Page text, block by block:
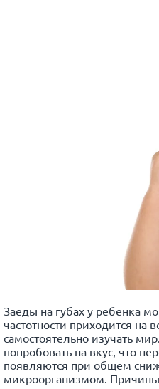
Заеды на губах у ребенка
частотности приходится на
самостоятельно изучать
попробовать на вкус, что
появляются при общем
микроорганизмом. Причины